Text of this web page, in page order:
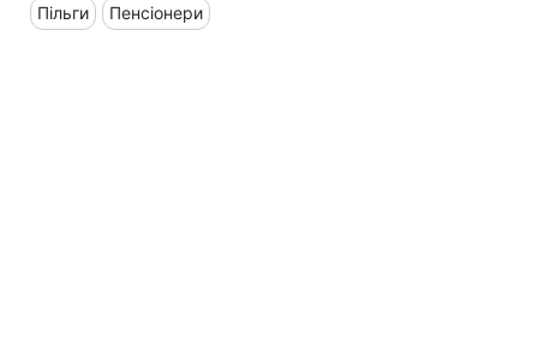
Пільги Пенсіонери